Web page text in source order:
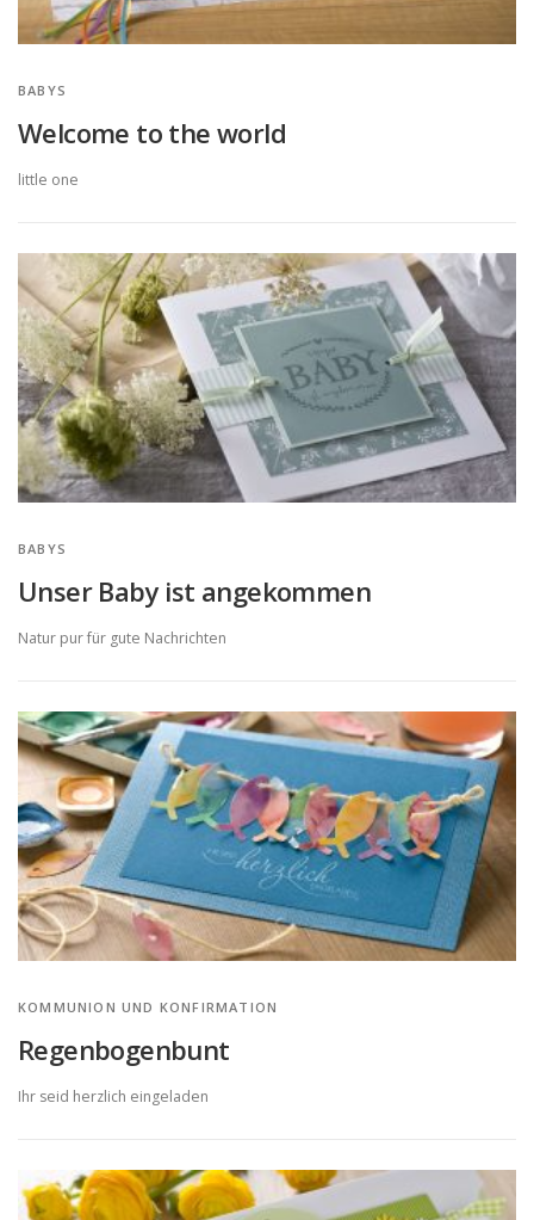
BABYS
Welcome to the world
little one
BABYS
Unser Baby ist angekommen
Natur pur für gute Nachrichten
KOMMUNION UND KONFIRMATION
Regenbogenbunt
Ihr seid herzlich eingeladen